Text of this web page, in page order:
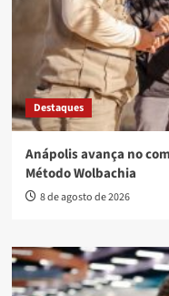
Destaques
Anápolis avança no
Método Wolbachia
8 de agosto de 2026